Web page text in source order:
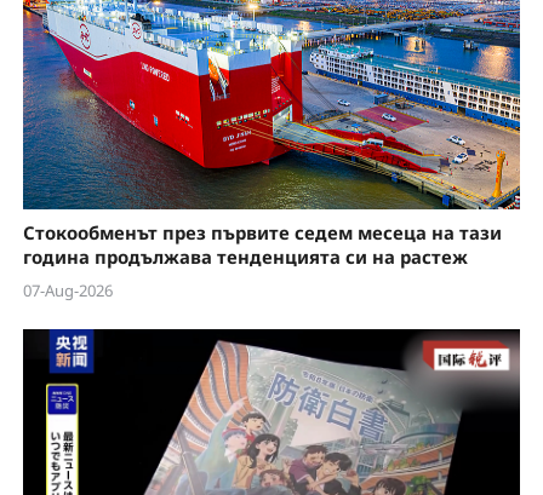
Стокообменът през първите седем месеца на тази
година продължава тенденцията си на растеж
07-Aug-2026